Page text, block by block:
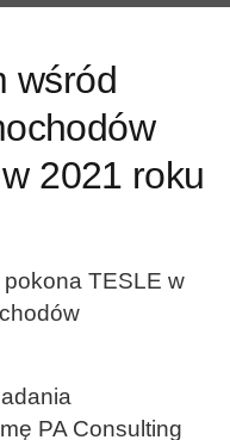
wśród
2021 roku
TESLE w
PA Consulting